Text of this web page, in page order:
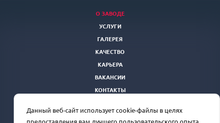
О ЗАВОДЕ
УСЛУГИ
ГАЛЕРЕЯ
КАЧЕСТВО
КАРЬЕРА
ВАКАНСИИ
КОНТАКТЫ
Данный веб-сайт использует cookie-файлы в целях
предоставления вам лучшего пользовательского опыта